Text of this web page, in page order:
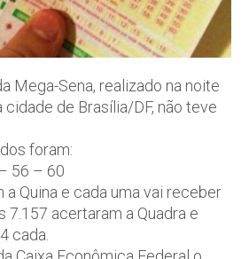
Mega-Sena, realizado na noite
cidade de Brasília/DF, não teve
foram:
56 – 60
Quina e cada uma vai receber
7.157 acertaram a Quadra e
cada.